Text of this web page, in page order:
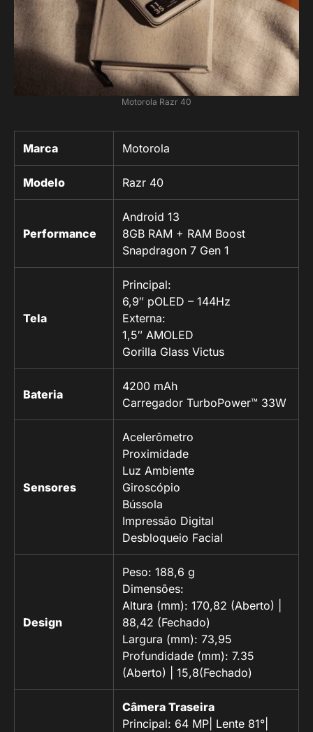
Motorola Razr 40
Marca Motorola
Modelo Razr 40
Performance
Android 13
8GB RAM + RAM Boost
Snapdragon 7 Gen 1
Tela
Principal:
6,9″ pOLED – 144Hz
Externa:
1,5″ AMOLED
Gorilla Glass Victus
Bateria
4200 mAh
Carregador TurboPower™ 33W
Sensores
Acelerômetro
Proximidade
Luz Ambiente
Giroscópio
Bússola
Impressão Digital
Desbloqueio Facial
Design
Peso: 188,6 g
Dimensões:
Altura (mm): 170,82 (Aberto) |
88,42 (Fechado)
Largura (mm): 73,95
Profundidade (mm): 7.35
(Aberto) | 15,8(Fechado)
Câmera Traseira
Principal: 64 MP| Lente 81°|